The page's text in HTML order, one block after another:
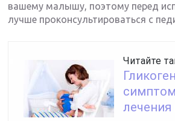
вашему малышу, поэтому перед
лучше проконсультироваться с
Читайте
лечения